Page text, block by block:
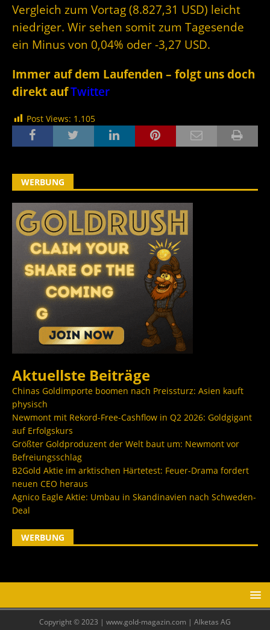
Vergleich zum Vortag (8.827,31 USD) leicht
niedriger. Wir sehen somit zum Tagesende
ein Minus von 0,04% oder -3,27 USD.
Immer auf dem Laufenden – folgt uns doch
direkt aufTwitter
Post Views: 1.105
WERBUNG
Aktuellste Beiträge
Chinas Goldimporte boomen nach Preissturz: Asien kauft
physisch
Newmont mit Rekord-Free-Cashflow in Q2 2026: Goldgigant
auf Erfolgskurs
Größter Goldproduzent der Welt baut um: Newmont vor
Befreiungsschlag
B2Gold Aktie im arktischen Härtetest: Feuer-Drama fordert
neuen CEO heraus
Agnico Eagle Aktie: Umbau in Skandinavien nach Schweden-
Deal
WERBUNG
Copyright © 2023 | www.gold-magazin.com | Alketas AG